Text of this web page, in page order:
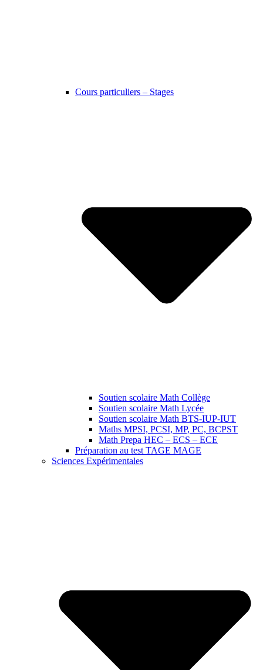
Cours particuliers – Stages
Soutien scolaire Math Collège
Soutien scolaire Math Lycée
Soutien scolaire Math BTS-IUP-IUT
Maths MPSI, PCSI, MP, PC, BCPST
Math Prepa HEC – ECS – ECE
Préparation au test TAGE MAGE
Sciences Expérimentales